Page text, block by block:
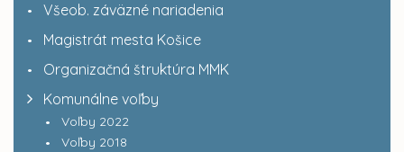
Všeob. záväzné nariadenia
Magistrát mesta Košice
Organizačná štruktúra MMK
Komunálne voľby
Voľby 2022
Voľby 2018